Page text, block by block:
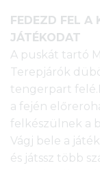
FEDEZD FEL A
JÁTÉKODAT
A puskát tartó
Terepjárók
tengerpart
a fején
felkészülnek a
Vágj bele a
és játssz több